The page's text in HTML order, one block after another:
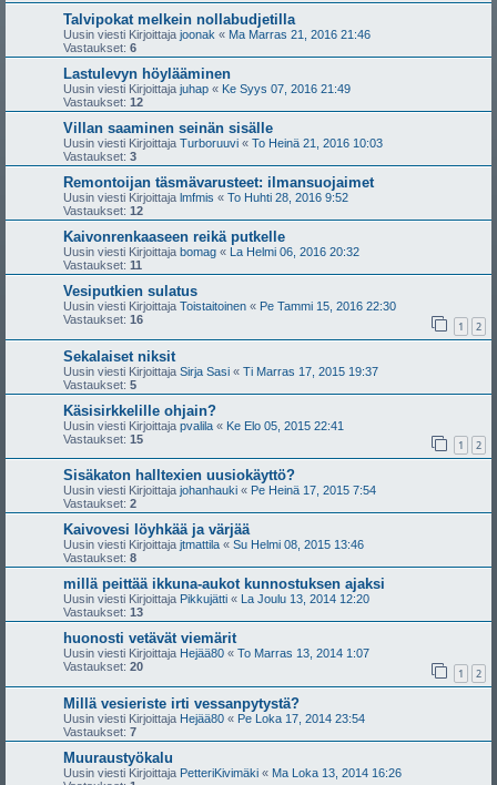
Talvipokat melkein nollabudjetilla
Uusin viesti Kirjoittaja joonak « Ma Marras 21, 2016 21:46
Vastaukset: 6
Lastulevyn höylääminen
Uusin viesti Kirjoittaja juhap « Ke Syys 07, 2016 21:49
Vastaukset: 12
Villan saaminen seinän sisälle
Uusin viesti Kirjoittaja Turboruuvi « To Heinä 21, 2016 10:03
Vastaukset: 3
Remontoijan täsmävarusteet: ilmansuojaimet
Uusin viesti Kirjoittaja lmfmis « To Huhti 28, 2016 9:52
Vastaukset: 12
Kaivonrenkaaseen reikä putkelle
Uusin viesti Kirjoittaja bomag « La Helmi 06, 2016 20:32
Vastaukset: 11
Vesiputkien sulatus
Uusin viesti Kirjoittaja Toistaitoinen « Pe Tammi 15, 2016 22:30
Vastaukset: 16 1 2
Sekalaiset niksit
Uusin viesti Kirjoittaja Sirja Sasi « Ti Marras 17, 2015 19:37
Vastaukset: 5
Käsisirkkelille ohjain?
Uusin viesti Kirjoittaja pvalila « Ke Elo 05, 2015 22:41
Vastaukset: 15 1 2
Sisäkaton halltexien uusiokäyttö?
Uusin viesti Kirjoittaja johanhauki « Pe Heinä 17, 2015 7:54
Vastaukset: 2
Kaivovesi löyhkää ja värjää
Uusin viesti Kirjoittaja jtmattila « Su Helmi 08, 2015 13:46
Vastaukset: 8
millä peittää ikkuna-aukot kunnostuksen ajaksi
Uusin viesti Kirjoittaja Pikkujätti «
La Joulu 13, 2014 12:20
Vastaukset: 13
huonosti vetävät viemärit
Uusin viesti Kirjoittaja Hejää80 « To Marras 13, 2014 1:07
Vastaukset: 20 1 2
Millä vesieriste irti vessanpytystä?
Uusin viesti Kirjoittaja Hejää80 « Pe Loka 17, 2014 23:54
Vastaukset: 7
Muuraustyökalu
Uusin viesti Kirjoittaja PetteriKivimäki « Ma Loka 13, 2014 16:26